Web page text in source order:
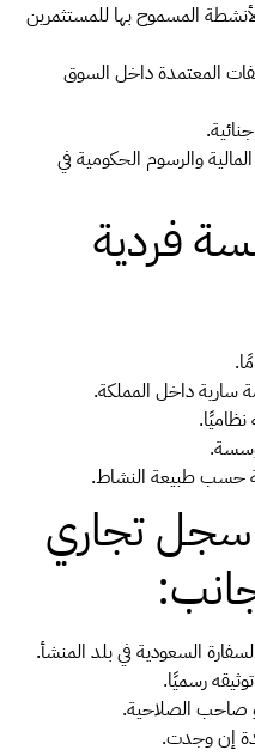
المسموح بها للمستثمرين
المعتمدة داخل السوق
والرسوم الحكومية في
فردية
سارية داخل المملكة.
حسب طبيعة النشاط.
تجاري
السعودية في بلد المنشأ.
رسميًا.
صاحب الصلاحية.
إن وجدت.